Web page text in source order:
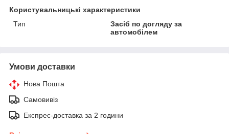
Користувальницькі характеристики
Тип
Засіб по догляду за
автомобілем
Умови доставки
Нова Пошта
Самовивіз
Експрес-доставка за 2 години